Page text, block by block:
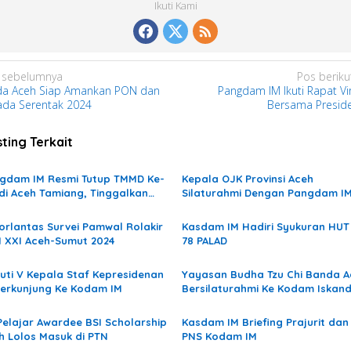
Ikuti Kami
Aceh Siap Amankan PON dan
Serentak 2024
Pos
Pangdam IM Ikuti Rapat
Bersama
Terkait
IM Resmi Tutup TMMD Ke-
Aceh Tamiang, Tinggalkan
untuk Warga
Kepala OJK Provinsi Aceh
Silaturahmi Dengan Pangdam IM
Survei Pamwal Rolakir
XXI Aceh-Sumut 2024
Kasdam IM Hadiri Syukuran HUT
78 PALAD
V Kepala Staf Kepresidenan
Ke Kodam IM
Yayasan Budha Tzu Chi Banda
Bersilaturahmi Ke Kodam
Awardee BSI Scholarship
Lolos Masuk di PTN
Kasdam IM Briefing Prajurit dan
PNS Kodam IM